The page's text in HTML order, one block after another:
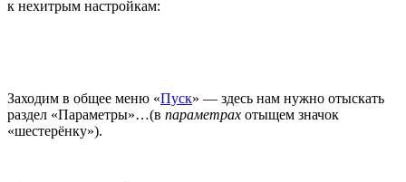
к нехитрым настройкам:
Заходим в общее меню «Пуск» — здесь нам нужно отыскать
раздел «Параметры»…(в параметрах отыщем значок
«шестерёнку»).